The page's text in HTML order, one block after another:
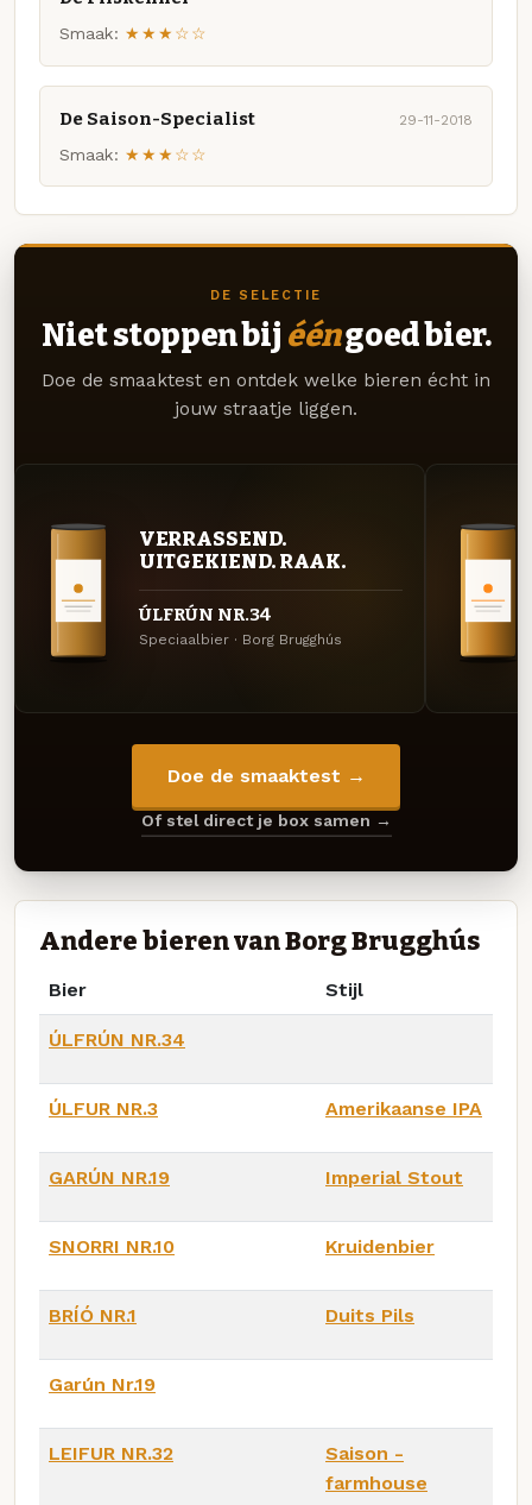
Smaak: ★★★☆☆
De Saison-Specialist 29-11-2018
Smaak: ★★★☆☆
DE SELECTIE
Niet stoppen bij ééngoed bier.
Doe de smaaktest en ontdek welke bieren écht in
jouw straatje liggen.
VERRASSEND.
UITGEKIEND. RAAK.
ÚLFRÚN NR.34
Speciaalbier · Borg Brugghús
Doe de smaaktest →
Of stel direct je box samen →
Andere bieren van Borg Brugghús
Bier Stijl
ÚLFRÚN NR.34
ÚLFUR NR.3 Amerikaanse IPA
GARÚN NR.19 Imperial Stout
SNORRI NR.10 Kruidenbier
BRÍÓ NR.1 Duits Pils
Garún Nr.19
LEIFUR NR.32
Saison -
farmhouse